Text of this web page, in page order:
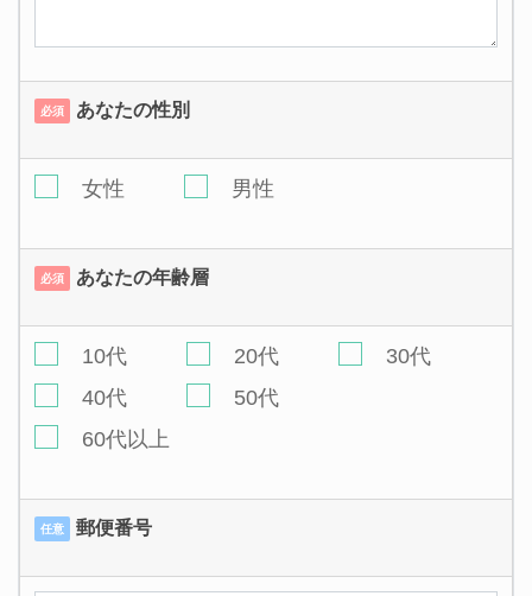
必須 あなたの性別
女性 男性
必須 あなたの年齢層
10代 20代
30代
40代
50代
60代以上
任意 郵便番号